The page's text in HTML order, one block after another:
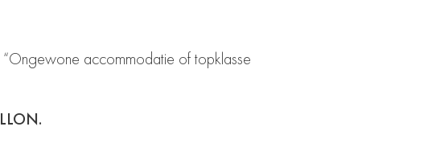
“Ongewone accommodatie of topklasse